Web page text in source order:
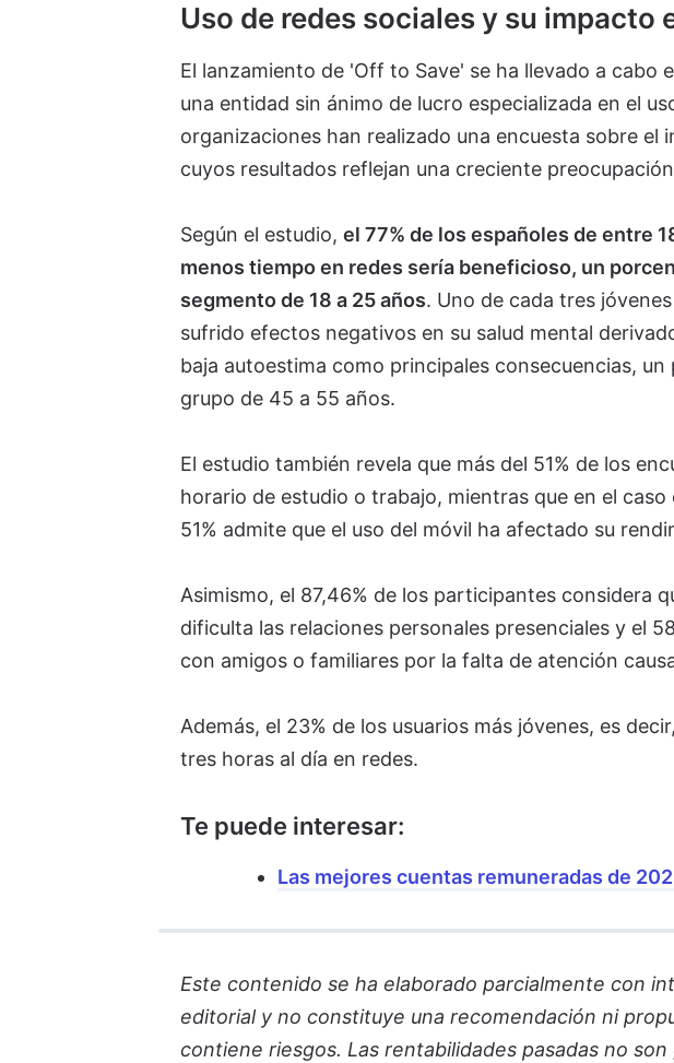
Uso de redes sociales y su impacto
El lanzamiento de 'Off to Save' se ha llevado a cabo
una entidad sin ánimo de lucro especializada en el
organizaciones han realizado una encuesta sobre el
cuyos resultados reflejan una creciente
Según el estudio, el 77% de los españoles de entre
menos tiempo en redes sería beneficioso, un
segmento de 18 a 25 años. Uno de cada tres
sufrido efectos negativos en su salud mental
baja autoestima como principales consecuencias, un
grupo de 45 a 55 años.
El estudio también revela que más del 51% de los
horario de estudio o trabajo, mientras que en el
51% admite que el uso del móvil ha afectado su
Asimismo, el 87,46% de los participantes considera
dificulta las relaciones personales presenciales y el
con amigos o familiares por la falta de atención
Además, el 23% de los usuarios más jóvenes, es
tres horas al día en redes.
Te puede interesar:
Las mejores cuentas remuneradas de
Este contenido se ha elaborado parcialmente con
editorial y no constituye una recomendación ni
contiene riesgos. Las rentabilidades pasadas no